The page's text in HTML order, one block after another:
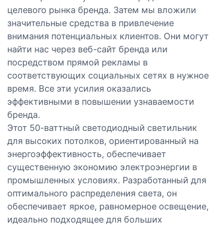
целевого рынка бренда. Затем мы вложили
значительные средства в привлечение
внимания потенциальных клиентов. Они могут
найти нас через веб-сайт бренда или
посредством прямой рекламы в
соответствующих социальных сетях в нужное
время. Все эти усилия оказались
эффективными в повышении узнаваемости
бренда.
Этот 50-ваттный светодиодный светильник
для высоких потолков, ориентированный на
энергоэффективность, обеспечивает
существенную экономию электроэнергии в
промышленных условиях. Разработанный для
оптимального распределения света, он
обеспечивает яркое, равномерное освещение,
идеально подходящее для больших